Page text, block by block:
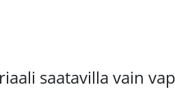
saatavilla vain